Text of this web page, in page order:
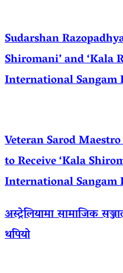
Sudarshan
Shiromani’ and ‘Kala
International Sangam
Veteran Sarod
to Receive ‘Kala
International Sangam
अस्ट्रेलियामा सामाजिक
थपियो